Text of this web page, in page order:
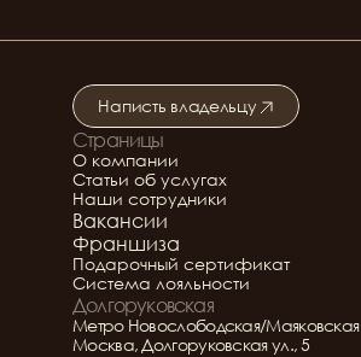
Страницы
О компании
Статьи об услугах
Наши сотрудники
Вакансии
Франшиза
Подарочный сертификат
Система лояльности
Написть владельцу
Подробнее о салоне
Долгоруковская
Метро Новослободская/Маяковская
Москва, Долгоруковская ул., 5